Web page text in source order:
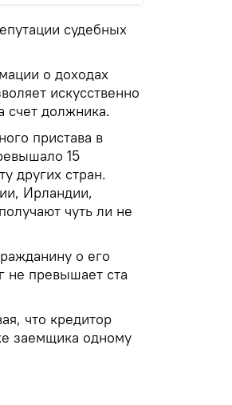
судебных
о доходах
искусственно
счет должника.
пристава в
15
других стран.
Ирландии,
чуть ли не
о его
не превышает ста
что кредитор
заемщика одному